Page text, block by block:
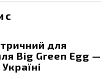
для
Big Green Egg —